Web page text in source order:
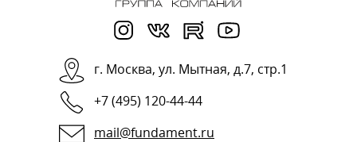
г. Москва, ул. Мытная, д.7, стр.1
+7 (495) 120-44-44
mail@fundament.ru